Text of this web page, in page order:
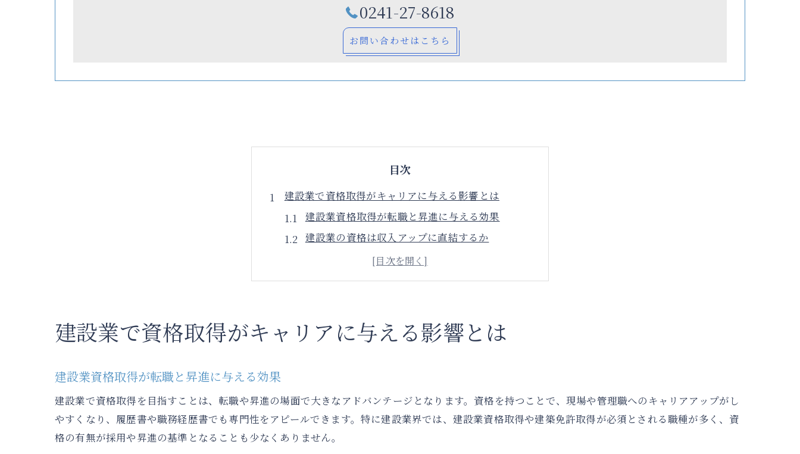
0241-27-8618
お問い合わせはこちら
目次
建設業で資格取得がキャリアに与える影響とは
建設業資格取得が転職と昇進に与える効果
建設業の資格は収入アップに直結するか
建設業資格取得で現場責任者になる道
建設業界で資格取得が評価される理由
キャリアアップへ導く建設業資格取得のポイント
建設業資格ランキングと選ぶ際の基準
建設業の資格一覧表を活用するステップ
建設業資格の難易度と優先度の考え方
効率的な勉強法で建設業資格合格を目指すなら
建設業で資格取得がキャリアに与える影響とは
建設業資格取得が転職と昇進に与える効果
建設業で資格取得を目指すことは、転職や昇進の場面で大きなアドバンテージとなります。資格を持つことで、現場や管理職へのキャリアアップがし
やすくなり、履歴書や職務経歴書でも専門性をアピールできます。特に建設業界では、建設業資格取得や建築免許取得が必須とされる職種が多く、資
格の有無が採用や昇進の基準となることも少なくありません。